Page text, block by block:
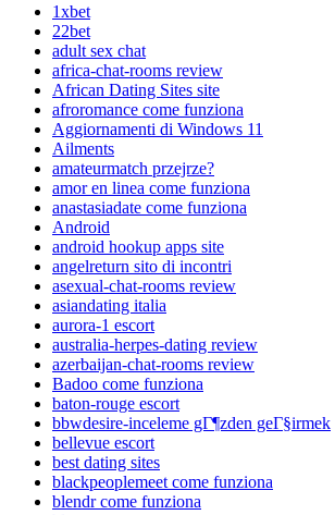
1xbet
22bet
adult sex chat
africa-chat-rooms review
African Dating Sites site
afroromance come funziona
Aggiornamenti di Windows 11
Ailments
amateurmatch przejrze?
amor en linea come funziona
anastasiadate come funziona
Android
android hookup apps site
angelreturn sito di incontri
asexual-chat-rooms review
asiandating italia
aurora-1 escort
australia-herpes-dating review
azerbaijan-chat-rooms review
Badoo come funziona
baton-rouge escort
bbwdesire-inceleme gГ¶zden geГ§irmek
bellevue escort
best dating sites
blackpeoplemeet come funziona
blendr come funziona